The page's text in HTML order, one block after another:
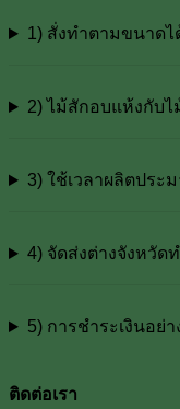
1) สั่งทำตามขนาด
2) ไม้สักอบแห้งกับไ
3) ใช้เวลาผลิตประ
4) จัดส่งต่างจังหวัด
5) การชำระเงินอย่า
ติดต่อเรา